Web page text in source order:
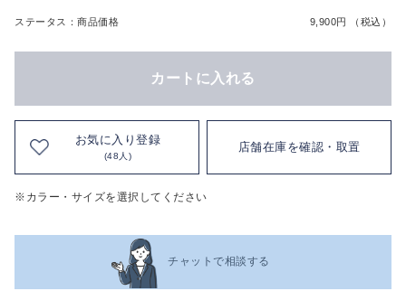
ステータス：商品価格 9,900円 （税込）
カートに入れる
お気に入り登録
(48人)
店舗在庫を確認・取置
※カラー・サイズを選択してください
チャットで相談する